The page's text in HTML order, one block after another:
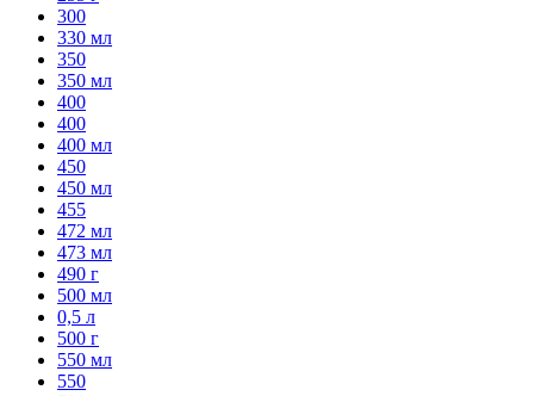
300
330 мл
350
350 мл
400
400
400 мл
450
450 мл
455
472 мл
473 мл
490 г
500 мл
0,5 л
500 г
550 мл
550